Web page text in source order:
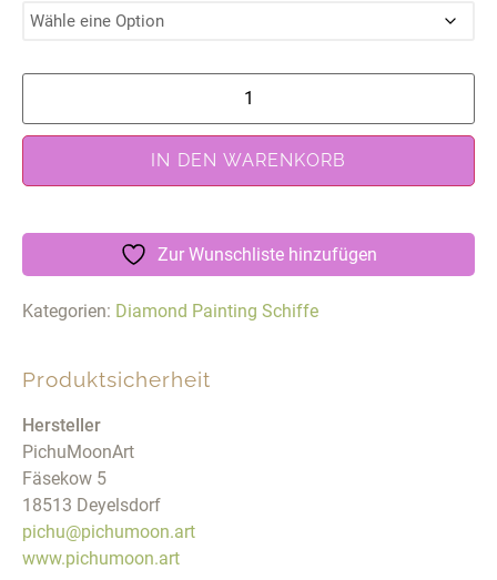
IN DEN WARENKORB
Zur Wunschliste hinzufügen
Kategorien: Diamond Painting Schiffe
Produktsicherheit
Hersteller
PichuMoonArt
Fäsekow 5
18513 Deyelsdorf
pichu@pichumoon.art
www.pichumoon.art